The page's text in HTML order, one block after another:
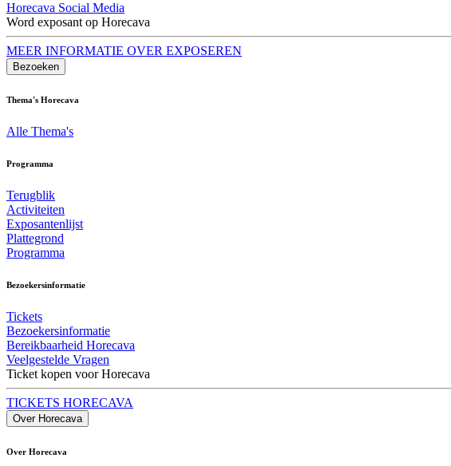
Horecava Social Media
Word exposant op Horecava
MEER INFORMATIE OVER EXPOSEREN
Bezoeken
Thema's Horecava
Alle Thema's
Programma
Terugblik
Activiteiten
Exposantenlijst
Plattegrond
Programma
Bezoekersinformatie
Tickets
Bezoekersinformatie
Bereikbaarheid Horecava
Veelgestelde Vragen
Ticket kopen voor Horecava
TICKETS HORECAVA
Over Horecava
Over Horecava